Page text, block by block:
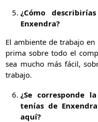
¿Cómo
Enxendra?
El ambiente de trabajo
prima sobre todo el
sea mucho más fácil,
trabajo.
¿Se corresponde
tenías de
aquí?